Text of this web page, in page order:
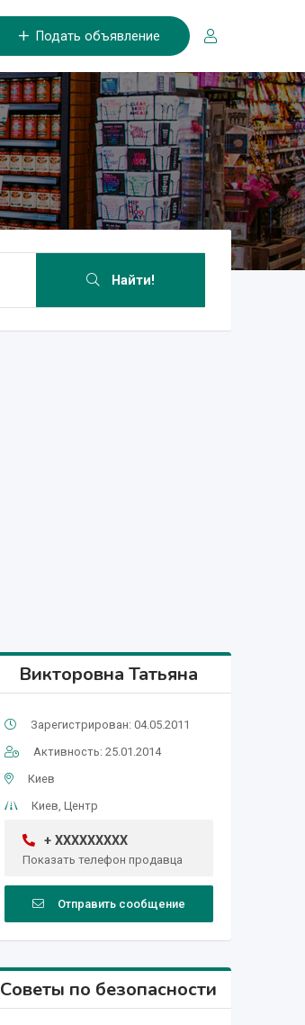
Подать объявление
Найти!
Викторовна Татьяна
Зарегистрирован: 04.05.2011
Активность: 25.01.2014
Киев
Киев, Центр
+ XXXXXXXXX
Показать телефон продавца
Отправить сообщение
Советы по безопасности